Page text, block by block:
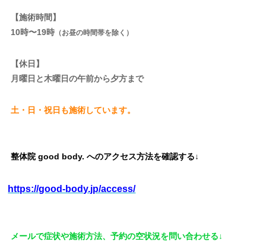
【施術時間】
10時〜19時 （お昼の時間帯を除く）
【休日】
月曜日と木曜日の午前から夕方まで
土・日・祝日も施術しています。
整体院 good body. へのアクセス方法を確認する↓
https://good-body.jp/access/
メールで症状や施術方法、予約の空状況を問い合わせる↓